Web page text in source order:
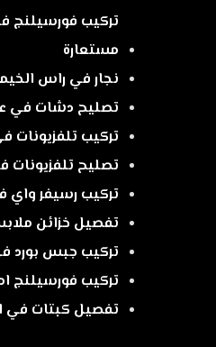
مستعارة
نجار في راس الخيمة |0566713352| نجار
تصليح دشات في عجمان
تركيب تلفزيونات في ام
تصليح تلفزيونات في
تركيب رسيفر واي فاي
تفصيل خزائن ملابس في
تركيب جبس بورد في
تركيب فورسيلنج ام
تفصيل كبتات في ابوظبي